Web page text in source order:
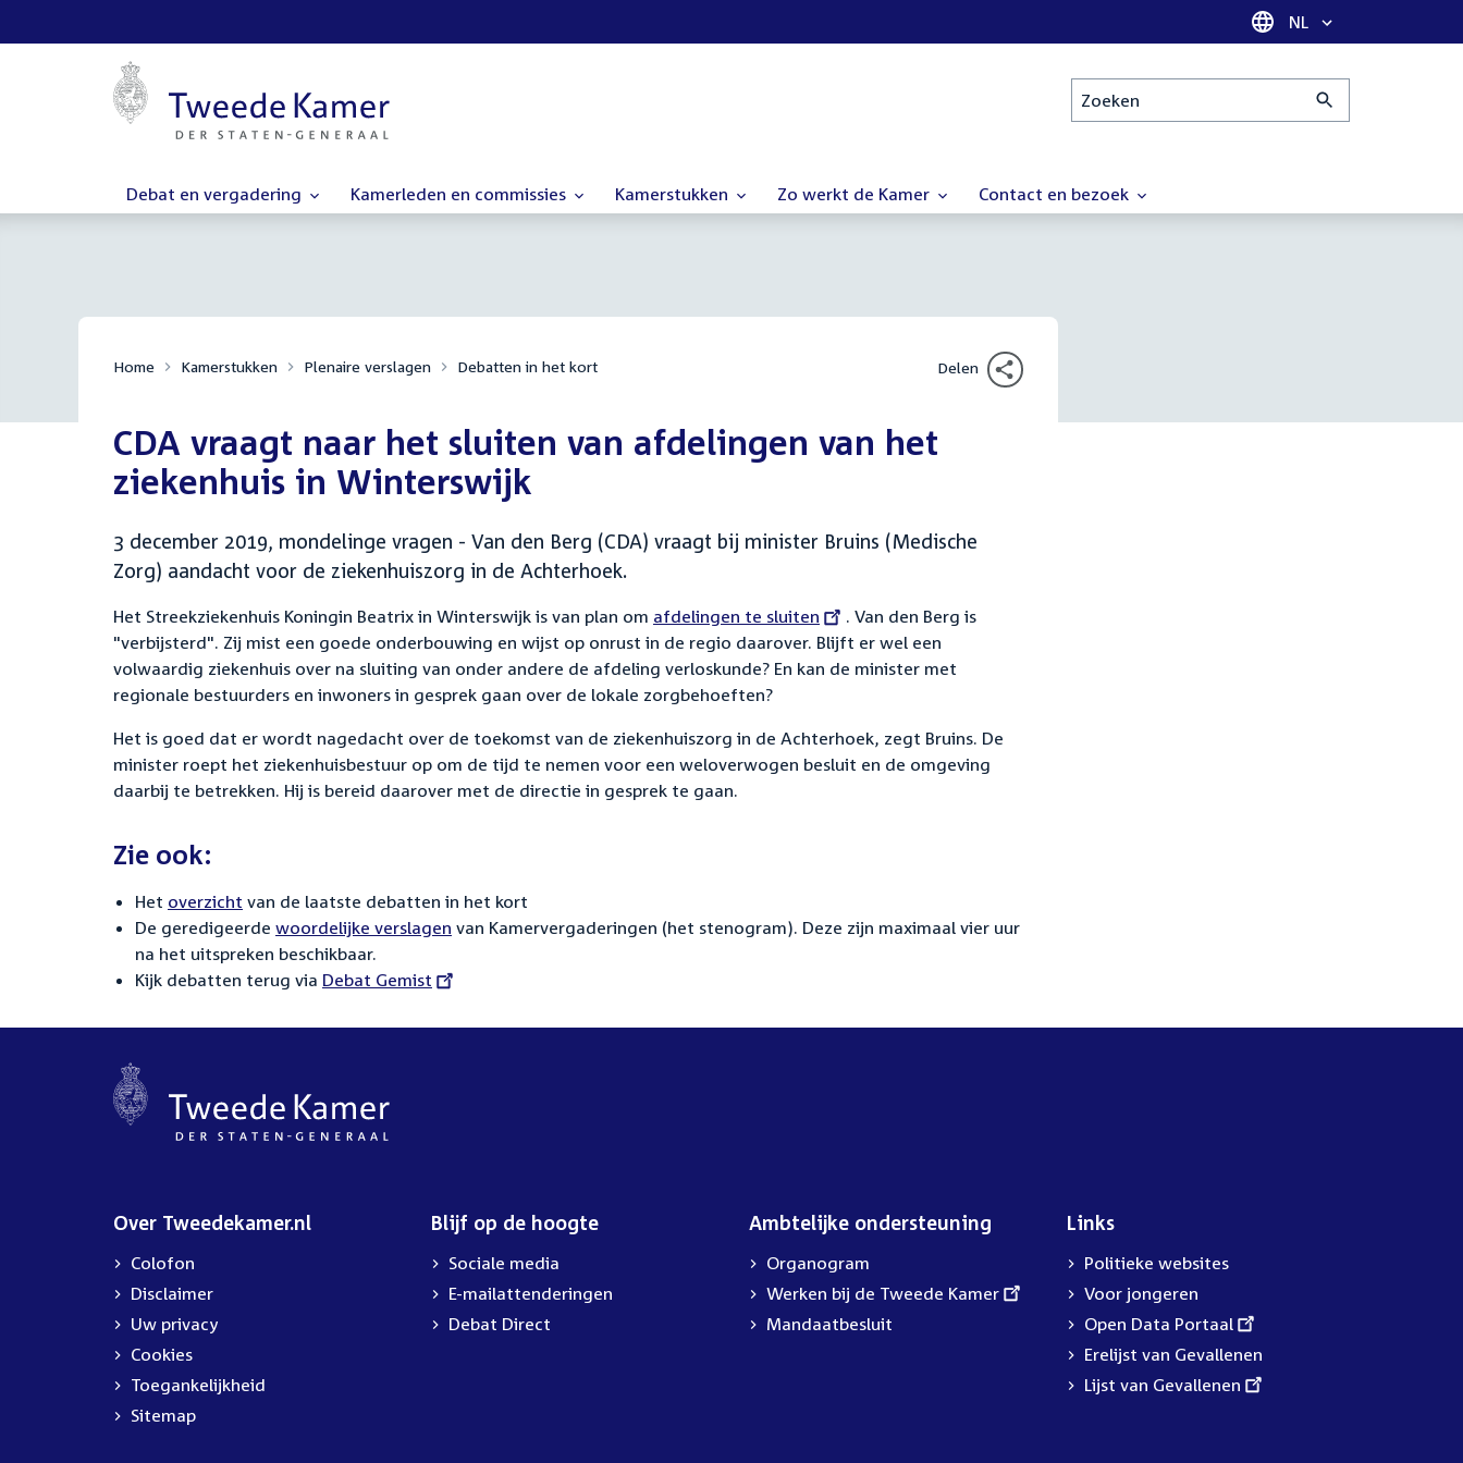
Taal selectie
NL
Zoeken
Debat en vergadering Kamerleden en commissies Kamerstukken Zo werkt de Kamer Contact en bezoek
Home Kamerstukken Plenaire verslagen Debatten in het kort Delen
CDA vraagt naar het sluiten van afdelingen van het
ziekenhuis in Winterswijk
3 december 2019, mondelinge vragen - Van den Berg (CDA) vraagt bij minister Bruins (Medische
Zorg) aandacht voor de ziekenhuiszorg in de Achterhoek.
Het Streekziekenhuis Koningin Beatrix in Winterswijk is van plan om External
link:
afdelingen te sluiten
. Van den Berg is
"verbijsterd". Zij mist een goede onderbouwing en wijst op onrust in de regio daarover. Blijft er wel een
volwaardig ziekenhuis over na sluiting van onder andere de afdeling verloskunde? En kan de minister met
regionale bestuurders en inwoners in gesprek gaan over de lokale zorgbehoeften?
Het is goed dat er wordt nagedacht over de toekomst van de ziekenhuiszorg in de Achterhoek, zegt Bruins. De
minister roept het ziekenhuisbestuur op om de tijd te nemen voor een weloverwogen besluit en de omgeving
daarbij te betrekken. Hij is bereid daarover met de directie in gesprek te gaan.
Zie ook:
Het overzicht van de laatste debatten in het kort
De geredigeerde woordelijke verslagen van Kamervergaderingen (het stenogram). Deze zijn maximaal vier uur
na het uitspreken beschikbaar.
Kijk debatten terug via External
Debat Gemist
Over Tweedekamer.nl
Colofon
Disclaimer
Uw privacy
Cookies
Toegankelijkheid
Sitemap
Blijf op de hoogte
Sociale media
E-mailattenderingen
Debat Direct
Ambtelijke ondersteuning
Organogram
External
link:
Werken bij de Tweede Kamer
Mandaatbesluit
Links
Politieke websites
Voor jongeren
External
link:
Open Data Portaal
Erelijst van Gevallenen
External
Lijst van Gevallenen